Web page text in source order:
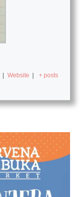
Website + posts